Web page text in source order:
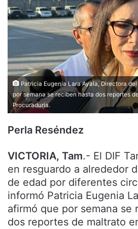
Patricia Eugenia Lara Ayala, Directora
por semana se reciben hasta dos reportes
Procuraduría.
Perla Reséndez
VICTORIA, Tam.- El DIF
en resguardo a alrededor
de edad por diferentes
informó Patricia Eugenia
afirmó que por semana se
dos reportes de maltrato